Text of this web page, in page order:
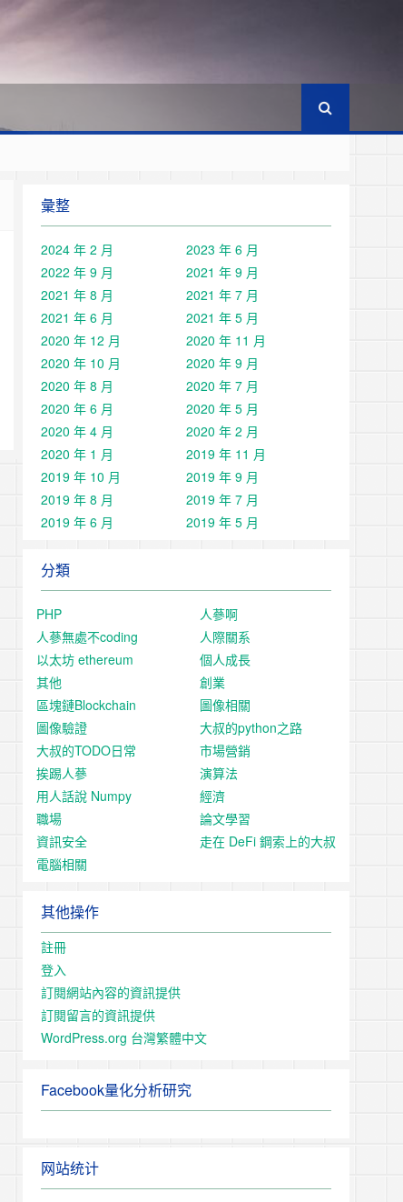
彙整
2024 年 2 月
2023 年 6 月
2022 年 9 月
2021 年 9 月
2021 年 8 月
2021 年 7 月
2021 年 6 月
2021 年 5 月
2020 年 12 月
2020 年 11 月
2020 年 10 月
2020 年 9 月
2020 年 8 月
2020 年 7 月
2020 年 6 月
2020 年 5 月
2020 年 4 月
2020 年 2 月
2020 年 1 月
2019 年 11 月
2019 年 10 月
2019 年 9 月
2019 年 8 月
2019 年 7 月
2019 年 6 月
2019 年 5 月
分類
PHP
人蔘啊
人蔘無處不coding
人際關系
以太坊 ethereum
個人成長
其他
創業
區塊鏈Blockchain
圖像相關
圖像驗證
大叔的python之路
大叔的TODO日常
市場營銷
挨踢人蔘
演算法
用人話說 Numpy
經濟
職場
論文學習
資訊安全
走在 DeFi 鋼索上的大叔
電腦相關
其他操作
註冊
登入
訂閱網站內容的資訊提供
訂閱留言的資訊提供
WordPress.org 台灣繁體中文
Facebook量化分析研究
网站统计